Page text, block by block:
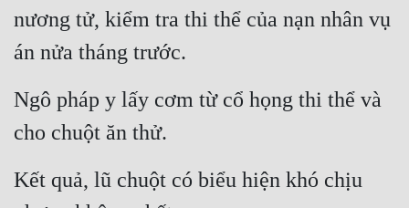
nương tử, kiểm tra thi thể của nạn nhân vụ
án nửa tháng trước.
Ngô pháp y lấy cơm từ cổ họng thi thể và
cho chuột ăn thử.
Kết quả, lũ chuột có biểu hiện khó chịu